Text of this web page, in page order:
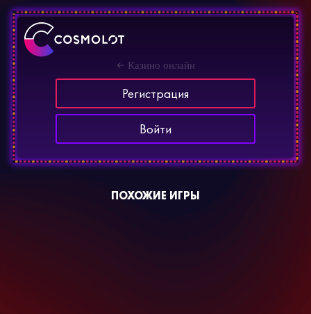
Казино онлайн
Регистрация
Войти
ПОХОЖИЕ ИГРЫ